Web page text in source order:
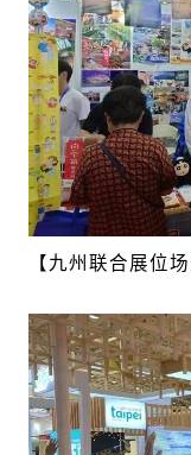
【九州联合展位场